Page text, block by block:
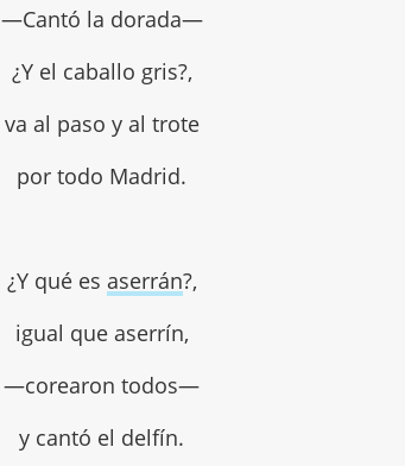
—Cantó la dorada—
¿Y el caballo gris?,
va al paso y al trote
por todo Madrid.
¿Y qué es aserrán?,
igual que aserrín,
—corearon todos—
y cantó el delfín.